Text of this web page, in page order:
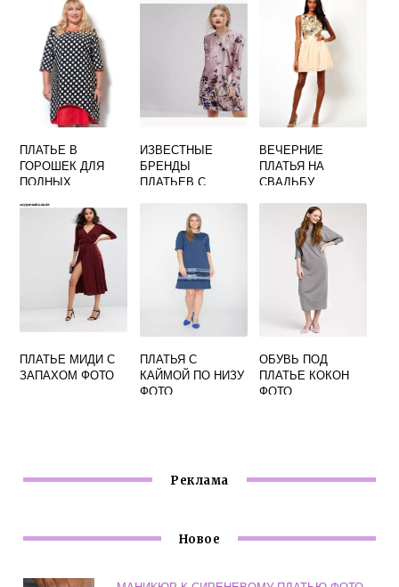
ПЛАТЬЕ В
ГОРОШЕК ДЛЯ
ПОЛНЫХ
ИЗВЕСТНЫЕ
БРЕНДЫ
ПЛАТЬЕВ С
ВЕЧЕРНИЕ
ПЛАТЬЯ НА
СВАДЬБУ
ПЛАТЬЕ МИДИ С
ЗАПАХОМ ФОТО
ПЛАТЬЯ С
КАЙМОЙ ПО НИЗУ
ФОТО
ОБУВЬ ПОД
ПЛАТЬЕ КОКОН
ФОТО
Реклама
Новое